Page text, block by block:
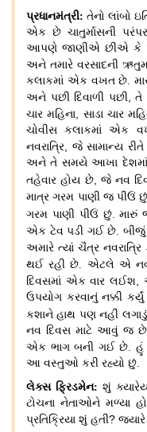
પ્રધાનમંત્રી:તેનો લાંબો
એક છે ચાતુર્માસની
આપણે જાણીએ છીએ કે
અને તમારે વરસાદની
કલાકમાં એક વખત છે.
અને પછી દિવાળી પછી,તે
ચાર મહિના, સાડા ચાર
ચોવીસ કલાકમાં એક
નવરાત્રિ, જે સામાન્ય રીતે
અને તે સમયે આખા દેશમાં
તહેવાર હોય છે, જે નવ
માત્ર ગરમ પાણી જ પીઉં છું
ગરમ પાણી પીઉં છું.મારું
એક ટેવ પડી ગઈ છે. બીજું
અમારે ત્યાં ચૈત્ર
થઈ રહી છે. એટલે એ નવ
દિવસમાં એક વાર લઈશ,
ઉપયોગ કરવાનું નક્કી
કશાને હાથ પણ નહીં
નવ દિવસ માટે આવું જ છે
એક ભાગ બની ગઈ છે.હું
આ વસ્તુઓ કરી રહ્યો છું.
લેક્સ ફ્રિડમેન:શું
ટોચના નેતાઓને મળ્યા
પ્રતિક્રિયા શું હતી?